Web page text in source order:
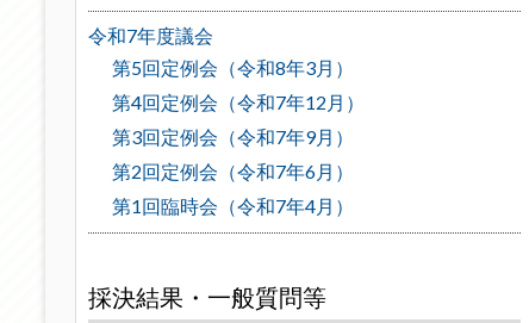
令和7年度議会
第5回定例会（令和8年3月）
第4回定例会（令和7年12月）
第3回定例会（令和7年9月）
第2回定例会（令和7年6月）
第1回臨時会（令和7年4月）
採決結果・一般質問等